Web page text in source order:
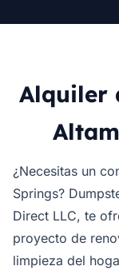
Alquiler
¿Necesitas un
Springs?
Direct LLC, te
proyecto de
limpieza del